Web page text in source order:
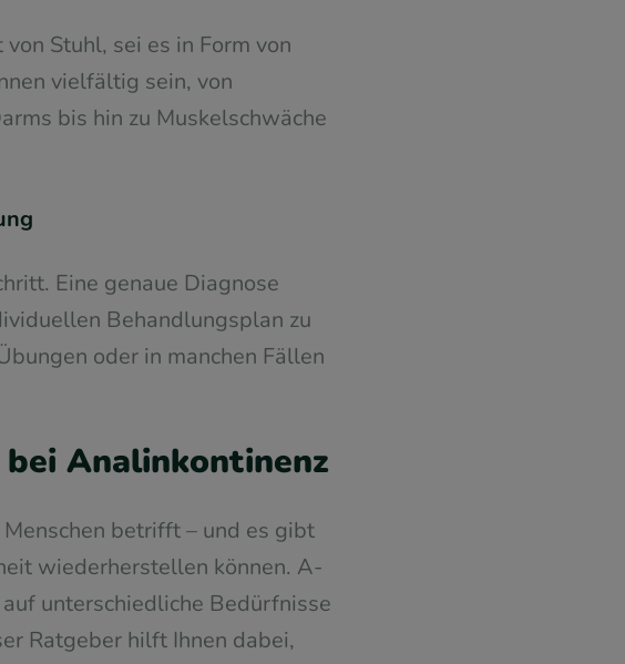
Stuhl, sei es in Form von
vielfältig sein, von
bis hin zu Muskelschwäche
Eine genaue Diagnose
Behandlungsplan zu
oder in manchen Fällen
Analinkontinenz
betrifft – und es gibt
wiederherstellen können. A-
unterschiedliche Bedürfnisse
Ratgeber hilft Ihnen dabei,